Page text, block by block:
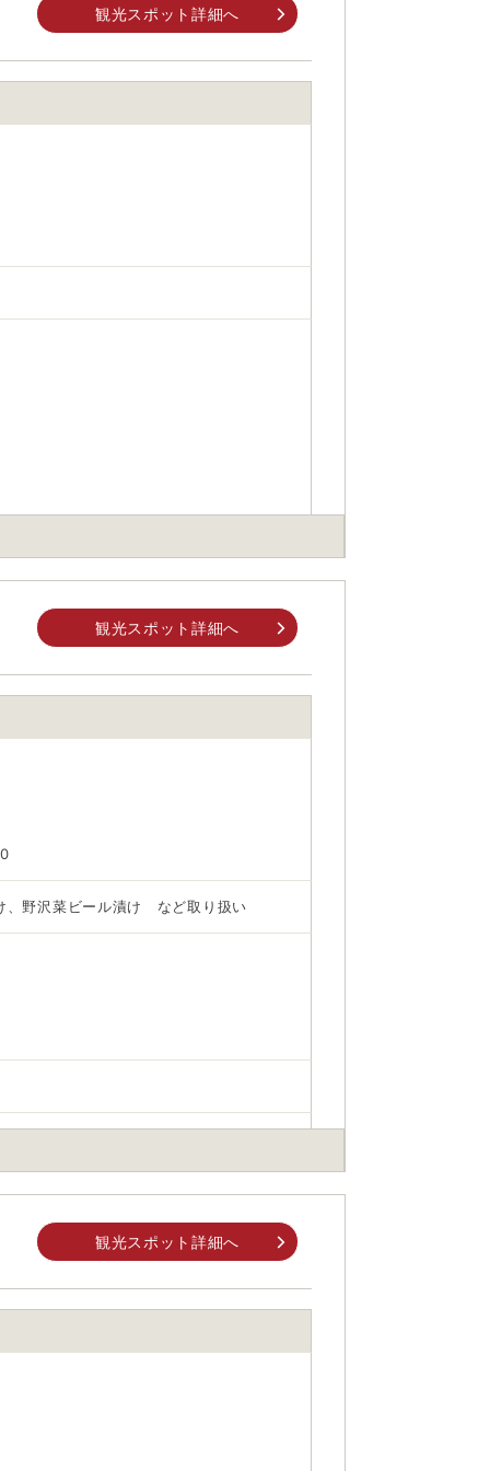
にご自身でお問合せください。
観光スポット詳細へ
でお問合せください。観光スポット詳細へ
、野沢菜ビール漬け など取り扱い
観光スポット詳細へ